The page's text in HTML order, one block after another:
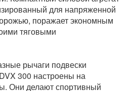
для напряженной
поражает экономным
тяговыми
рычаги подвески
300 настроены на
Они делают спортивный